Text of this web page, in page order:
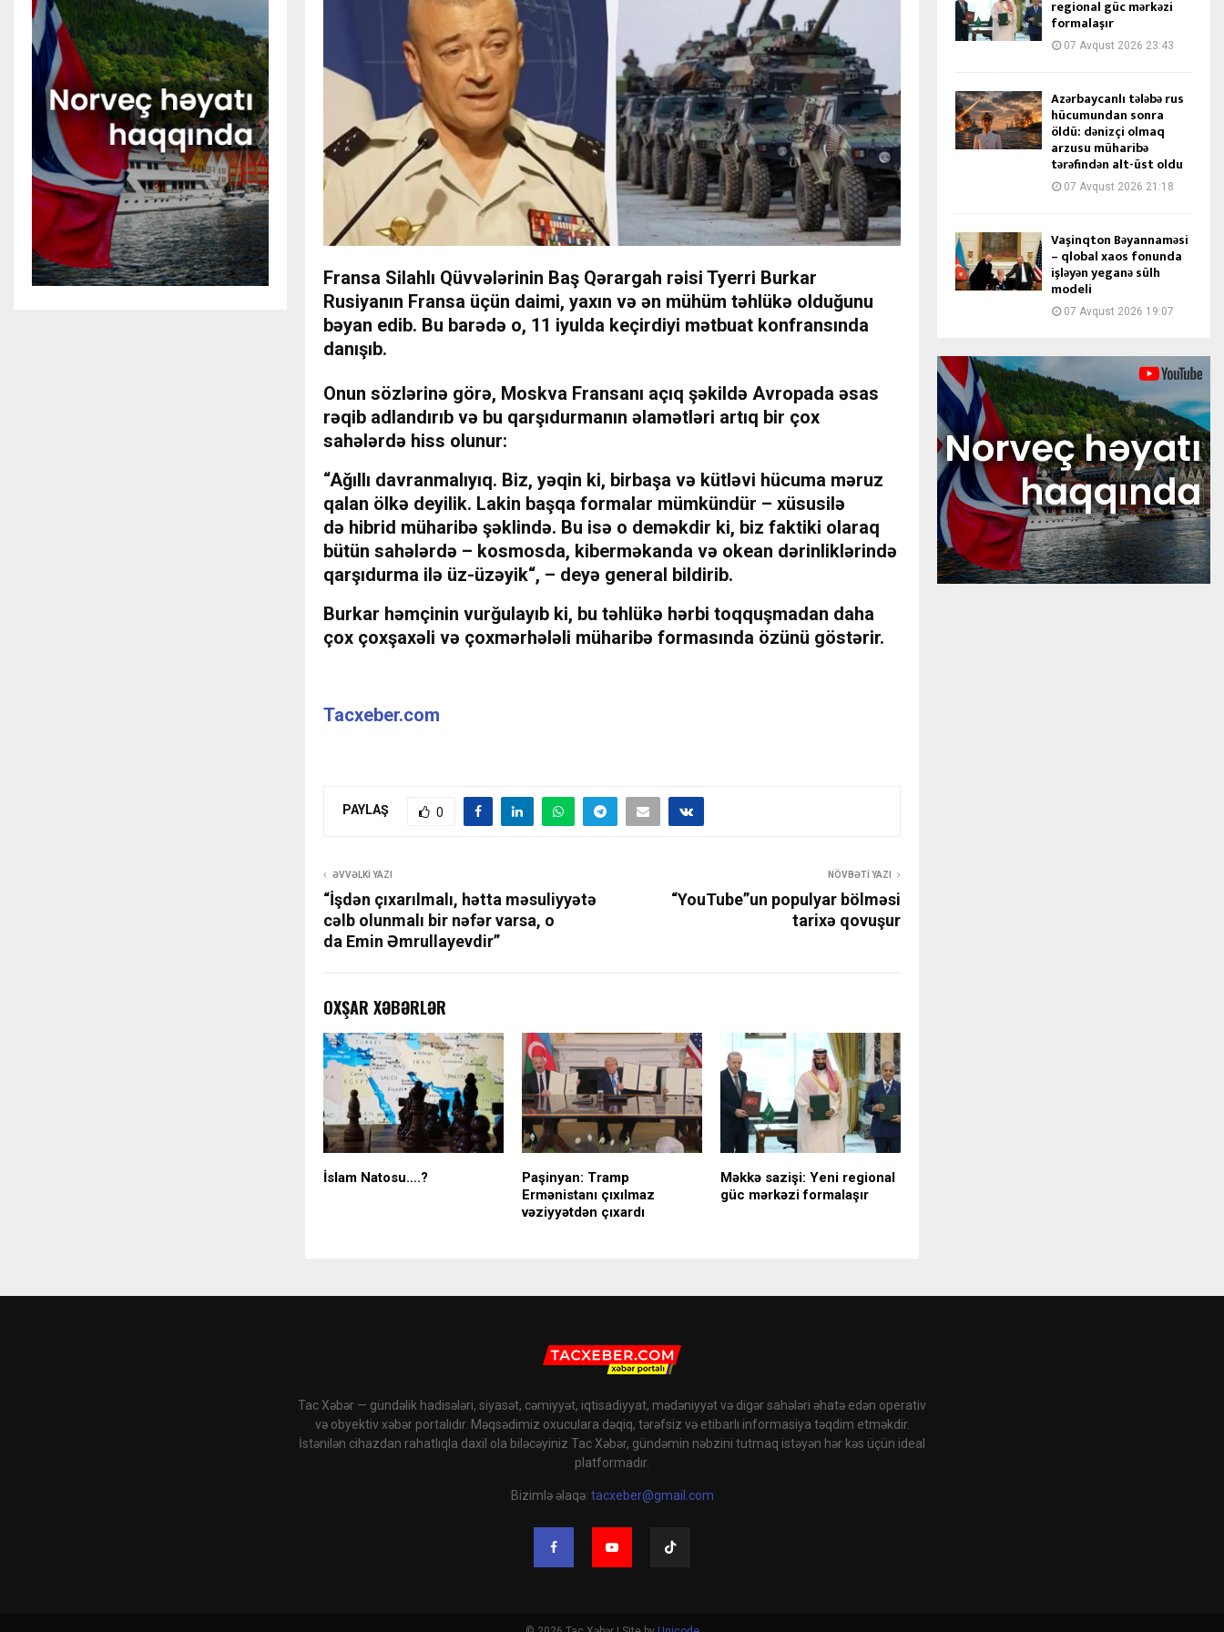
Fransa Silahlı Qüvvələrinin Baş Qərargah rəisi Tyerri Burkar
Rusiyanın Fransa üçün daimi, yaxın və ən mühüm təhlükə olduğunu
bəyan edib. Bu barədə o, 11 iyulda keçirdiyi mətbuat konfransında
danışıb.
Onun sözlərinə görə, Moskva Fransanı açıq şəkildə Avropada əsas
rəqib adlandırıb və bu qarşıdurmanın əlamətləri artıq bir çox
sahələrdə hiss olunur:
“Ağıllı davranmalıyıq. Biz, yəqin ki, birbaşa və kütləvi hücuma məruz
qalan ölkə deyilik. Lakin başqa formalar mümkündür – xüsusilə
də hibrid müharibə şəklində. Bu isə o deməkdir ki, biz faktiki olaraq
bütün sahələrdə – kosmosda, kiberməkanda və okean dərinliklərində
qarşıdurma ilə üz-üzəyik“, – deyə general bildirib.
Burkar həmçinin vurğulayıb ki, bu təhlükə hərbi toqquşmadan daha
çox çoxşaxəli və çoxmərhələli müharibə formasında özünü göstərir.
Tacxeber.com
PAYLAŞ 0
ƏVVƏLKI YAZI
“İşdən çıxarılmalı, hətta məsuliyyətə
cəlb olunmalı bir nəfər varsa, o
da Emin Əmrullayevdir”
NÖVBƏTI YAZI
“YouTube”un populyar bölməsi
tarixə qovuşur
OXŞAR XƏBƏRLƏR
İslam Natosu….?
Paşinyan: Tramp
Ermənistanı çıxılmaz
vəziyyətdən çıxardı
Məkkə sazişi: Yeni regional
güc mərkəzi formalaşır
regional güc mərkəzi
formalaşır
07 Avqust 2026 23:43
Azərbaycanlı tələbə rus
hücumundan sonra
öldü: dənizçi olmaq
arzusu müharibə
tərəfindən alt-üst oldu
07 Avqust 2026 21:18
Vaşinqton Bəyannaməsi
– qlobal xaos fonunda
işləyən yeganə sülh
modeli
07 Avqust 2026 19:07
Tac Xəbər — gündəlik hadisələri, siyasət, cəmiyyət, iqtisadiyyat, mədəniyyət və digər sahələri əhatə edən operativ
və obyektiv xəbər portalıdır. Məqsədimiz oxuculara dəqiq, tərəfsiz və etibarlı informasiya təqdim etməkdir.
İstənilən cihazdan rahatlıqla daxil ola biləcəyiniz Tac Xəbər, gündəmin nəbzini tutmaq istəyən hər kəs üçün ideal
platformadır.
Bizimlə əlaqə: tacxeber@gmail.com